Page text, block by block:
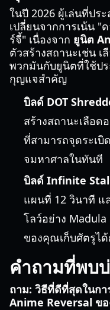
ในปี 2026 ผู้เล่นที่ปร
เปลี่ยนจากการเน้น "
ร์จี้" เนื่องจาก ยูนิต
ตัวสร้างสถานะเช่น
พวกมันกับยูนิตที่ใช้ปร
กุญแจสำคัญ
บิลด์ DOT
สร้างสถานะเลือด
ที่สามารถจุดระเบิ
จมหาศาลในทันที
บิลด์ Infinite
แผนที่ 12 วินาที แ
โลว์อย่าง
ของคุณเก็บศัตรูไ
คำถามที่พบ
ถาม: วิธีที่ดีที่สุดในก
Anime Reversal ข